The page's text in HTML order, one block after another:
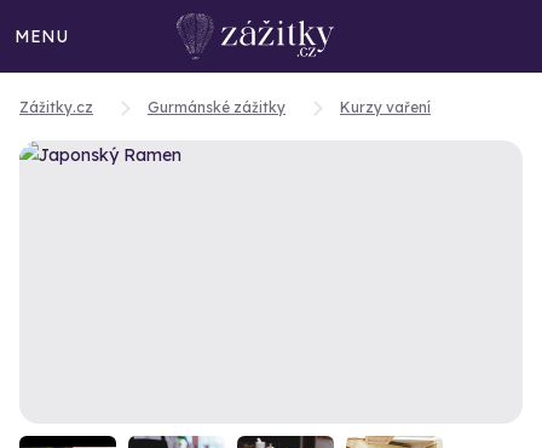
MENU
Zážitky.cz Gurmánské zážitky Kurzy vaření